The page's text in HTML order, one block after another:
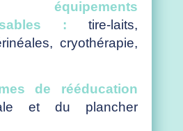
: tire-laits,
cryothérapie,
de rééducation
et du plancher